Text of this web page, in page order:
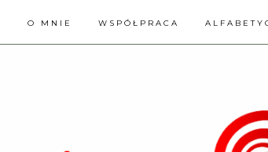
O MNIE WSPÓŁPRACA